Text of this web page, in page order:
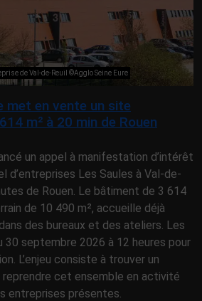
de Val-de-Reuil ©Agglo Seine Eure
met en vente un site
m² à 20 min de Rouen
un appel à manifestation d’intérêt
d’entreprises Les Saules à Val-de-
de Rouen. Le bâtiment de 3 614
de 10 490 m², accueille déjà
des bureaux et des ateliers. Les
30 septembre 2026 à 12 heures pour
L’enjeu consiste à trouver un
reprendre cet ensemble en activité
entreprises présentes.